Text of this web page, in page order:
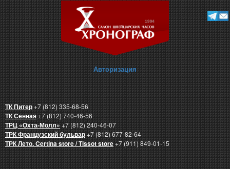
Авторизация
ТК Питер+7 (812) 335-68-56
ТК Сенная+7 (812) 740-46-56
ТРЦ «Охта-Молл»+7 (812) 240-46-07
ТРК Французский бульвар+7 (812) 677-82-64
ТРК Лето. Certina store / Tissot store+7 (911) 849-01-15